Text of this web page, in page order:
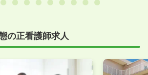
の正看護師求人